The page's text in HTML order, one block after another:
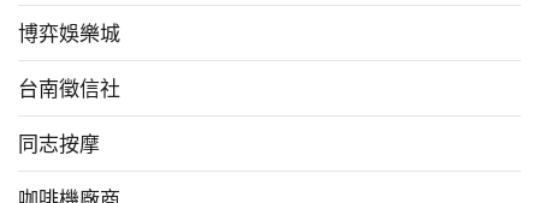
博弈娛樂城
台南徵信社
同志按摩